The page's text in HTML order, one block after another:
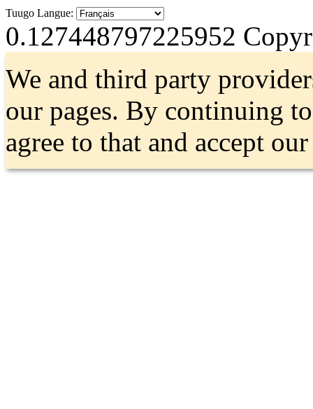
Tuugo Langue:
0.127448797225952
We and third party
our pages. By continuing
agree to that and accept